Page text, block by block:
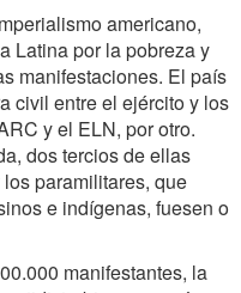
americano,
Latina por la pobreza y
manifestaciones. El país
civil entre el ejército y los
y el ELN, por otro.
dos tercios de ellas
paramilitares, que
e indígenas, fuesen o
manifestantes, la